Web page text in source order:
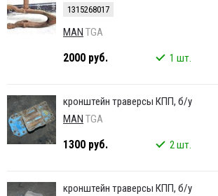
1315268017
MAN TGA
2000 руб. 1 шт.
кронштейн траверсы КПП, б/у
MAN TGA
1300 руб. 2 шт.
кронштейн траверсы КПП, б/у